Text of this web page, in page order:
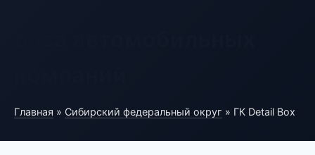
Главная » Сибирский федеральный округ » ГК Detail Box